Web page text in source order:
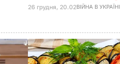
26 грудня, 20.02ВІЙНА В УКРАЇНІ